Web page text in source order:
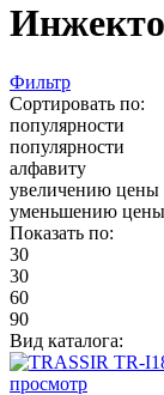
Фильтр
Сортировать по:
популярности
популярности
алфавиту
увеличению цены
уменьшению цены
Показать по:
30
30
60
90
Вид каталога:
просмотр